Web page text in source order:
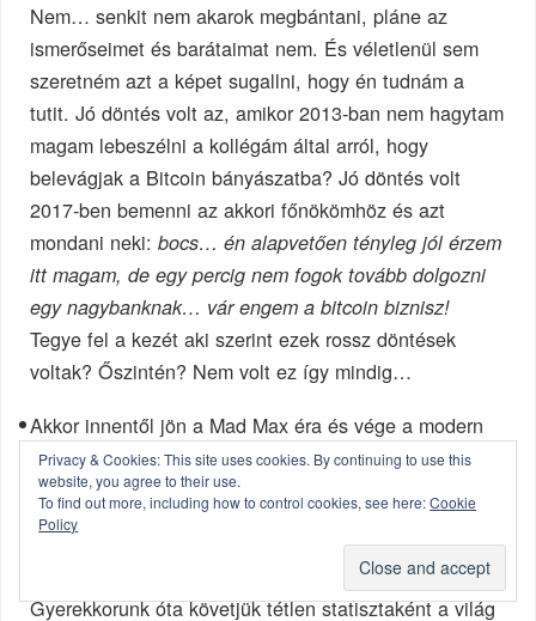
Nem… senkit nem akarok megbántani, pláne az
ismerőseimet és barátaimat nem. És véletlenül sem
szeretném azt a képet sugallni, hogy én tudnám a
tutit. Jó döntés volt az, amikor 2013-ban nem hagytam
magam lebeszélni a kollégám által arról, hogy
belevágjak a Bitcoin bányászatba? Jó döntés volt
2017-ben bemenni az akkori főnökömhöz és azt
mondani neki:bocs… én alapvetően tényleg jól érzem
itt magam, de egy percig nem fogok tovább dolgozni
egy nagybanknak… vár engem a bitcoin biznisz!
Tegye fel a kezét aki szerint ezek rossz döntések
voltak? Őszintén? Nem volt ez így mindig…
Akkor innentől jön a Mad Max éra és vége a modern
civilizációnak… és tényleg a Bitcoin a kiút? Úgy
egyébként igen, de korántsem mindenkinek. Olyan
nincs, hogy valami mindenkinek jó. A világ nem
Gyerekkorunk óta követjük tétlen statisztaként a világ
Privacy & Cookies: This site uses cookies. By continuing to use this
website, you agree to their use.
To find out more, including how to control cookies, see here:Cookie
Policy